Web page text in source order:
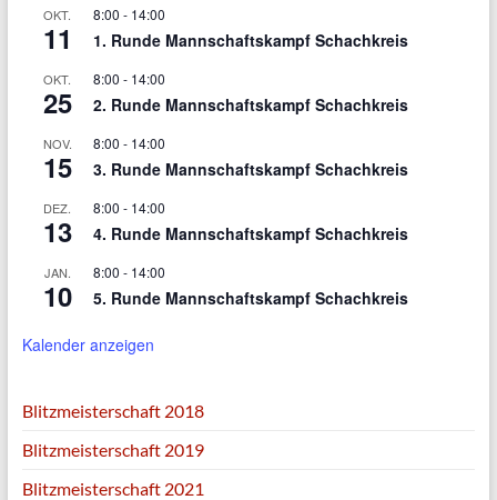
OKT.
11
8:00 - 14:00
1. Runde Mannschaftskampf Schachkreis
OKT.
25
8:00 - 14:00
2. Runde Mannschaftskampf Schachkreis
NOV.
15
8:00 - 14:00
3. Runde Mannschaftskampf Schachkreis
DEZ.
13
8:00 - 14:00
4. Runde Mannschaftskampf Schachkreis
JAN.
10
8:00 - 14:00
5. Runde Mannschaftskampf Schachkreis
Kalender anzeigen
Blitzmeisterschaft 2018
Blitzmeisterschaft 2019
Blitzmeisterschaft 2021